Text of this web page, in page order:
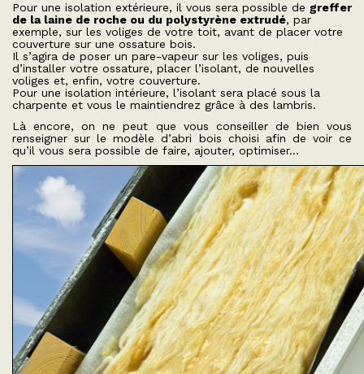
Pour une isolation extérieure, il vous sera possible de greffer
de la laine de roche ou du polystyrène extrudé, par
exemple, sur les voliges de votre toit, avant de placer votre
couverture sur une ossature bois.
Il s’agira de poser un pare-vapeur sur les voliges, puis
d’installer votre ossature, placer l’isolant, de nouvelles
voliges et, enfin, votre couverture.
Pour une isolation intérieure, l’isolant sera placé sous la
charpente et vous le maintiendrez grâce à des lambris.
Là encore, on ne peut que vous conseiller de bien vous
renseigner sur le modèle d’abri bois choisi afin de voir ce
qu’il vous sera possible de faire, ajouter, optimiser…